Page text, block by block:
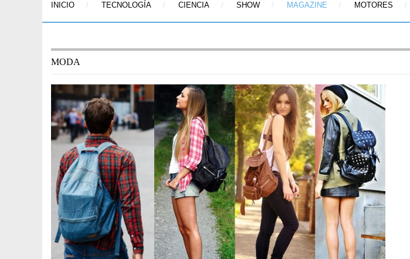
INICIO TECNOLOGÍA CIENCIA SHOW MAGAZINE MOTORES
MODA